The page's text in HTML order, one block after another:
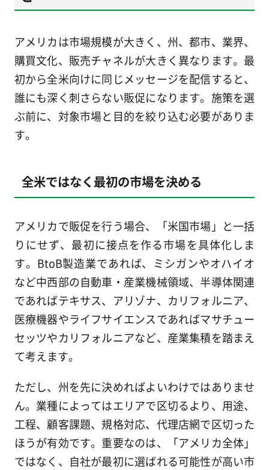
アメリカは市場規模が大きく、州、都市、業界、
購買文化、販売チャネルが大きく異なります。最
初から全米向けに同じメッセージを配信すると、
誰にも深く刺さらない販促になります。施策を選
ぶ前に、対象市場と目的を絞り込む必要がありま
す。
全米ではなく最初の市場を決める
アメリカで販促を行う場合、「米国市場」と一括
りにせず、最初に接点を作る市場を具体化しま
す。BtoB製造業であれば、ミシガンやオハイオ
など中西部の自動車・産業機械領域、半導体関連
であればテキサス、アリゾナ、カリフォルニア、
医療機器やライフサイエンスであればマサチュー
セッツやカリフォルニアなど、産業集積を踏まえ
て考えます。
ただし、州を先に決めればよいわけではありませ
ん。業種によってはエリアで区切るより、用途、
工程、顧客課題、規格対応、代理店網で区切った
ほうが有効です。重要なのは、「アメリカ全体」
ではなく、自社が最初に選ばれる可能性が高い市